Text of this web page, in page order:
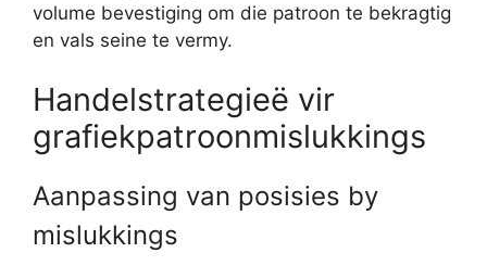
volume bevestiging om die patroon te bekragtig
en vals seine te vermy.
Handelstrategieë vir
grafiekpatroonmislukkings
Aanpassing van posisies by
mislukkings